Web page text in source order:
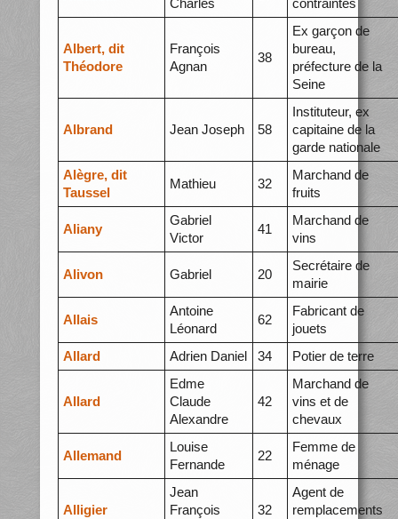
Charles
contraintes
Albert, dit
Théodore
François
Agnan
38
Ex garçon de
bureau,
préfecture de la
Seine
Albrand Jean Joseph 58
Instituteur, ex
capitaine de la
garde nationale
Alègre, dit
Taussel
Mathieu 32
Marchand de
fruits
Aliany
Gabriel
Victor
41
Marchand de
vins
Alivon Gabriel 20
Secrétaire de
mairie
Allais
Antoine
Léonard
62
Fabricant de
jouets
Allard
Adrien Daniel 34 Potier de terre
Allard
Edme
Claude
Alexandre
42
Marchand de
vins et de
chevaux
Allemand
Louise
Fernande
22
Femme de
ménage
Alligier
Jean
François
32
Agent de
remplacements